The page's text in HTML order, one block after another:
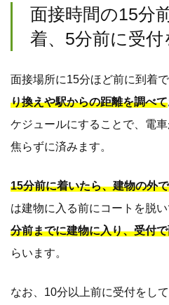
面接時間の15分
着、5分前に受付
面接場所に15分ほど前に到着で
り換えや駅からの距離を調べて
ケジュールにすることで、電
焦らずに済みます。
15分前に着いたら、建物の外
は建物に入る前にコートを脱い
分前までに建物に入り、受付
らいます。
なお、10分以上前に受付をし